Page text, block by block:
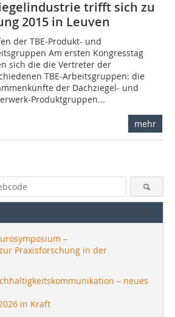
trifft sich zu
2015 in Leuven
der TBE-Produkt- und
Am ersten Kongresstag
sich die die Vertreter der
TBE-Arbeitsgruppen: die
der Dachziegel- und
Produktgruppen...
mehr
–
Praxisforschung in der
– neues
in Kraft